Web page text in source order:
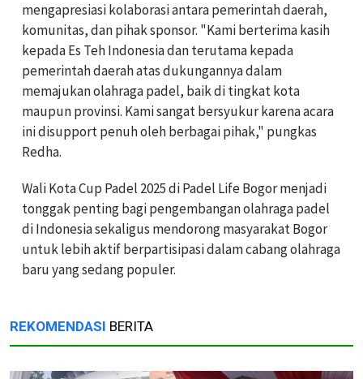
mengapresiasi kolaborasi antara pemerintah daerah,
komunitas, dan pihak sponsor. "Kami berterima kasih
kepada Es Teh Indonesia dan terutama kepada
pemerintah daerah atas dukungannya dalam
memajukan olahraga padel, baik di tingkat kota
maupun provinsi. Kami sangat bersyukur karena acara
ini disupport penuh oleh berbagai pihak," pungkas
Redha.
Wali Kota Cup Padel 2025 di Padel Life Bogor menjadi
tonggak penting bagi pengembangan olahraga padel
di Indonesia sekaligus mendorong masyarakat Bogor
untuk lebih aktif berpartisipasi dalam cabang olahraga
baru yang sedang populer.
REKOMENDASI BERITA